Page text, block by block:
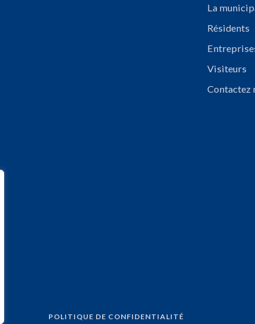
La
Résidents
Visiteurs
Contactez
POLITIQUE DE CONFIDENTIALITÉ